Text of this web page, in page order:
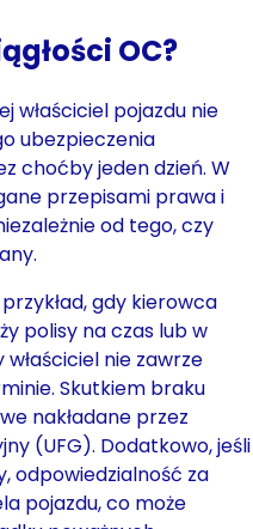
OC?
właściciel pojazdu nie
ubezpieczenia
choćby jeden dzień. W
przepisami prawa i
od tego, czy
gdy kierowca
polisy na czas lub w
nie zawrze
Skutkiem braku
nakładane przez
(UFG). Dodatkowo, jeśli
odpowiedzialność za
pojazdu, co może